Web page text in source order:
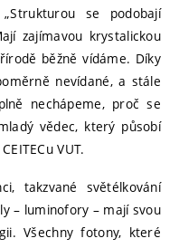
se podobají
zajímavou krystalickou
běžně vídáme. Díky
nevídané, a stále
nechápeme, proč se
vědec, který působí
VUT.
takzvané světélkování
– luminofory – mají svou
Všechny fotony, které